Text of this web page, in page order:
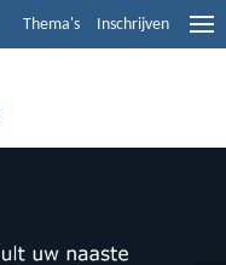
Thema's Inschrijven